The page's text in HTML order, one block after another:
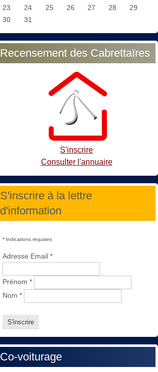
23
24 25 26 27 28
29
30
31
Recensement des Cabrettaïres
S'inscrire
Consulter l'annuaire
S'inscrire à la lettre
d'information
* Indications requises
Adresse Email *
Prénom *
Nom *
Co-voiturage